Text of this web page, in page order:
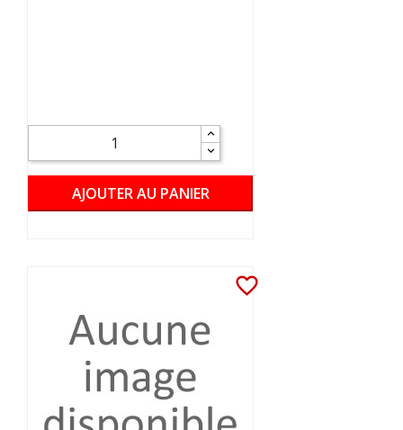
AJOUTER AU PANIER
favorite_border